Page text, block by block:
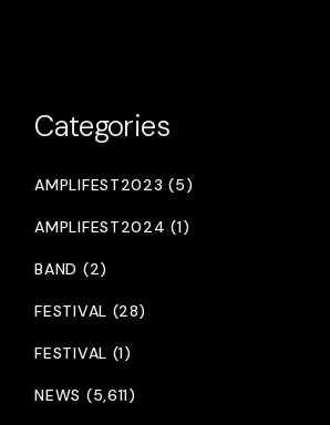
Categories
AMPLIFEST2023 (5)
AMPLIFEST2024 (1)
BAND (2)
FESTIVAL (28)
FESTIVAL (1)
NEWS (5,611)